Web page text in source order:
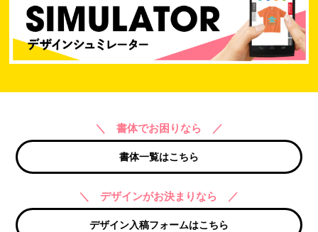
＼ 書体でお困りなら ／
書体一覧はこちら
＼ デザインがお決まりなら ／
デザイン入稿フォームはこちら